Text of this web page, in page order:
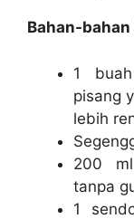
Bahan-
1
pisang
lebih
200
tanpa
1